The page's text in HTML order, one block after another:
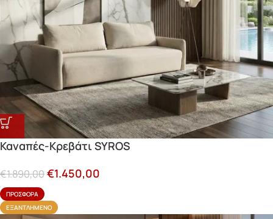
Καναπές-Κρεβάτι SYROS
€1.890,00€1.450,00
ΠΡΟΣΦΟΡΆ
ΕΞΑΝΤΛΗΜΈΝΟ